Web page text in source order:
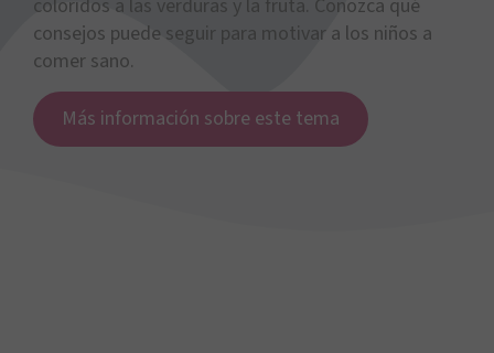
coloridos a las verduras y la fruta. Conozca qué
consejos puede seguir para motivar a los niños a
comer sano.
Más información sobre este tema